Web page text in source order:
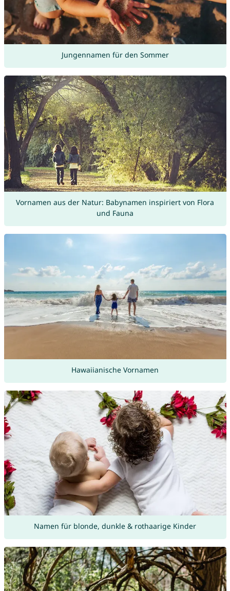
Jungennamen für den Sommer
Vornamen aus der Natur: Babynamen inspiriert von Flora
und Fauna
Hawaiianische Vornamen
Namen für blonde, dunkle & rothaarige Kinder